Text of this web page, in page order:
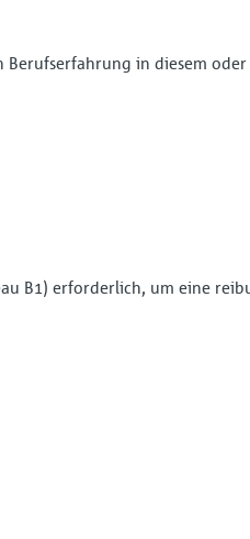
in diesem
B1) erforderlich, um eine